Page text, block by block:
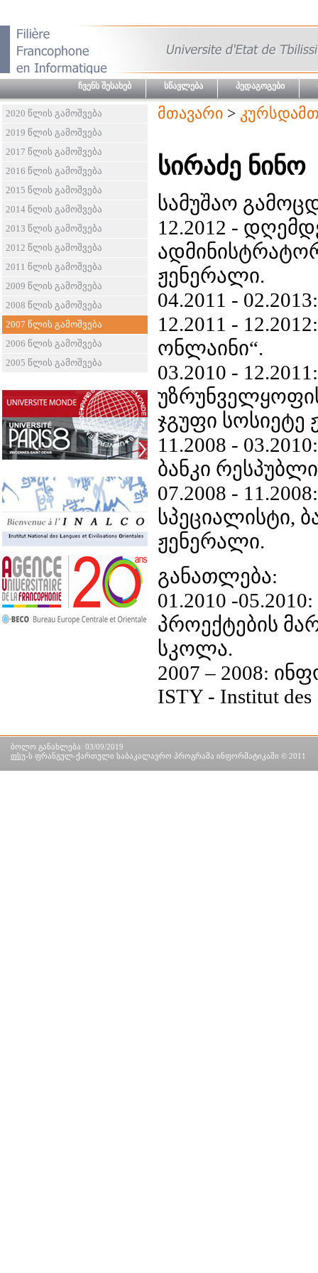
ჩვენს შესახებ სწავლება პედაგოგები
2020 წლის გამოშვება
2019 წლის გამოშვება
2017 წლის გამოშვება
2016 წლის გამოშვება
2015 წლის გამოშვება
2014 წლის გამოშვება
2013 წლის გამოშვება
2012 წლის გამოშვება
2011 წლის გამოშვება
2009 წლის გამოშვება
2008 წლის გამოშვება
2007 წლის გამოშვება
2006 წლის გამოშვება
2005 წლის გამოშვება
მთავარი >
სირაძე ნინო
სამუშაო
12.2012 -
ჟენერალი.
04.2011 -
12.2011 -
ონლაინი“.
03.2010 -
ჯგუფი სოსიეტე
11.2008 -
ბანკი
07.2008 -
სპეციალისტი,
ჟენერალი.
განათლება:
01.2010 -
პროექტების
სკოლა.
2007 – 2008:
ISTY - Institut des
ბოლო განახლება: 03/09/2019
თსუ-ს ფრანგულ-ქართული საბაკალავრო პროგრამა ინფორმატიკაში © 2011